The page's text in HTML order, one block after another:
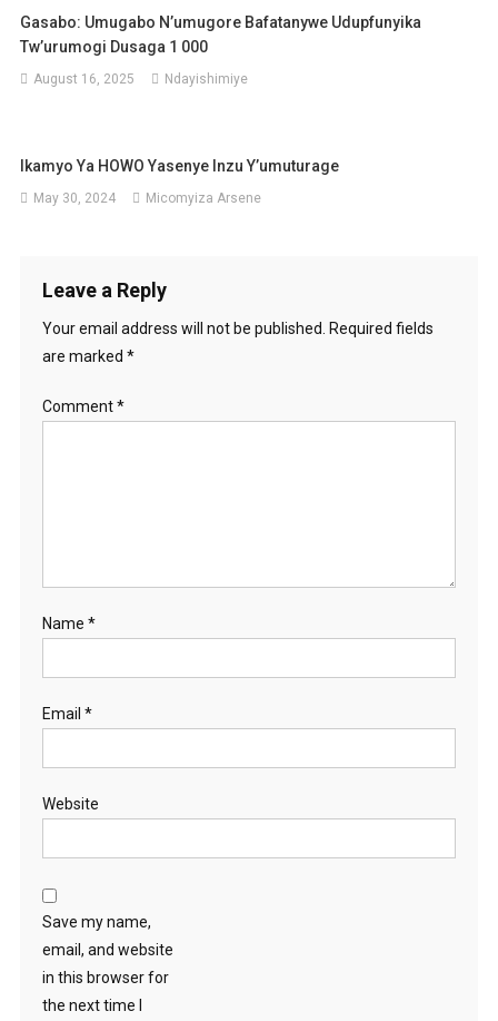
Gasabo: Umugabo N’umugore Bafatanywe Udupfunyika
Tw’urumogi Dusaga 1 000
August 16, 2025 Ndayishimiye
Ikamyo Ya HOWO Yasenye Inzu Y’umuturage
May 30, 2024 Micomyiza Arsene
Leave a Reply
Your email address will not be published.
Required fields
are marked *
Comment*
Name *
Email *
Website
Save my name,
email, and website
in this browser for
the next time I